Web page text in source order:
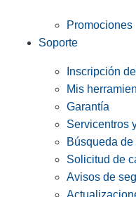
Promociones
Soporte
Inscripción
Mis
Garantía
Servicentros
Búsqueda
Solicitud de
Avisos de